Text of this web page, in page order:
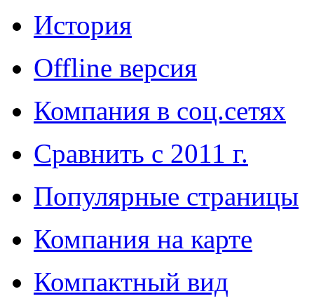
История
Offline версия
Компания в соц.сетях
Сравнить с 2011 г.
Популярные страницы
Компания на карте
Компактный вид